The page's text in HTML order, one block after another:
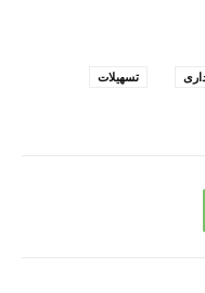
تسهیلات